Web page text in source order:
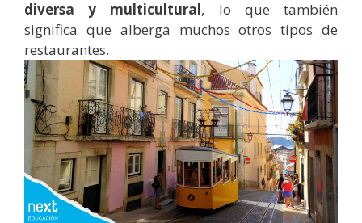
diversa y multicultural, lo que también
significa que alberga muchos otros tipos de
restaurantes.